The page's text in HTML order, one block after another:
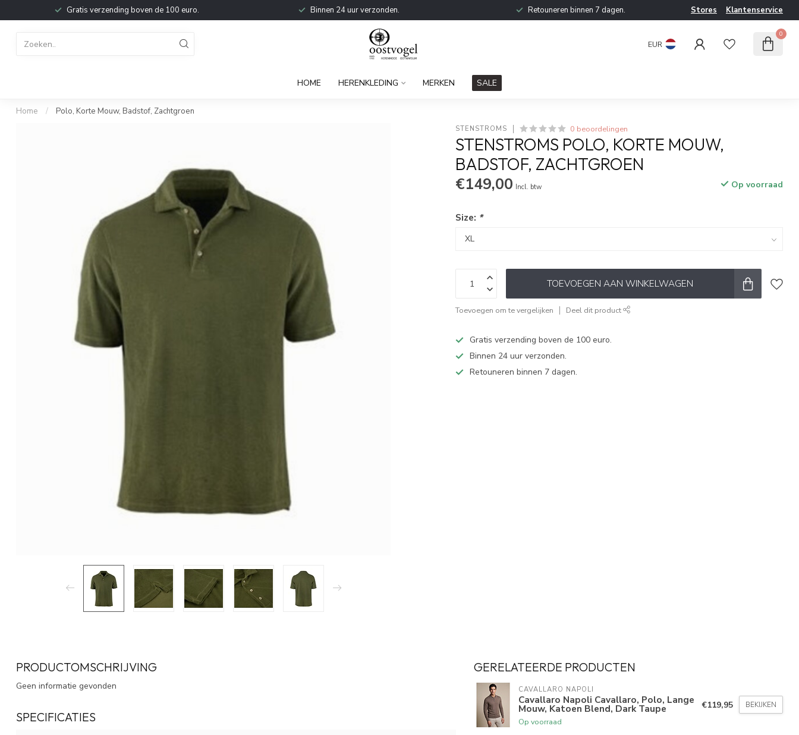
Gratis verzending boven de 100 euro. Binnen 24 uur verzonden. Retouneren binnen 7 dagen. Stores Klantenservice
EUR
0
HOME HERENKLEDING MERKEN SALE
Home / Polo, Korte Mouw, Badstof, Zachtgroen
STENSTROMS 0 beoordelingen
STENSTROMS POLO, KORTE MOUW,
BADSTOF, ZACHTGROEN
€149,00 Incl. btw Op voorraad
Size: *
TOEVOEGEN AAN WINKELWAGEN
Toevoegen om te vergelijken Deel dit product
Gratis verzending boven de 100 euro.
Binnen 24 uur verzonden.
Retouneren binnen 7 dagen.
PRODUCTOMSCHRIJVING
Geen informatie gevonden
SPECIFICATIES
GERELATEERDE PRODUCTEN
CAVALLARO NAPOLI
Cavallaro Napoli Cavallaro, Polo, Lange
Mouw, Katoen Blend, Dark Taupe
Op voorraad
€119,95 BEKIJKEN